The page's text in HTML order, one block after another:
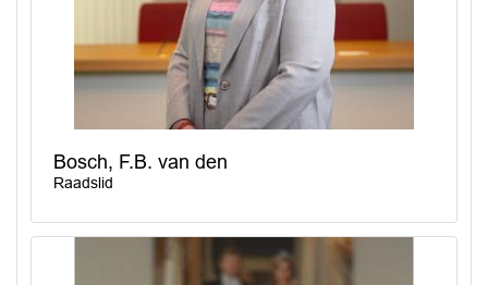
Bosch, F.B. van den
Raadslid